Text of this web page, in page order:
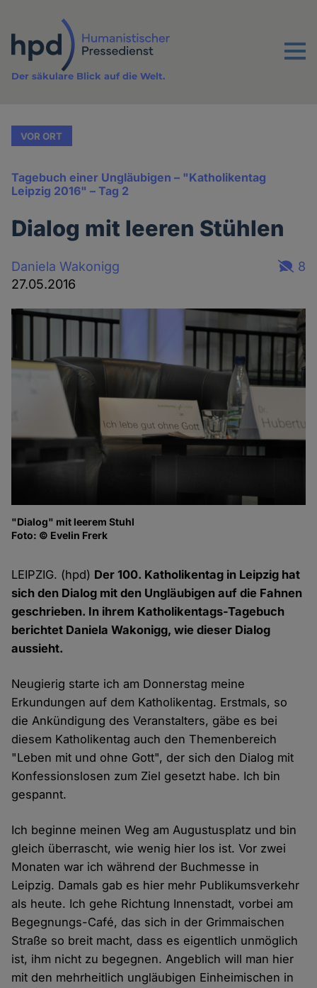
Inhalt
Menu
Der säkulare Blick auf die Welt.
VOR ORT
Tagebuch einer Ungläubigen – "Katholikentag
Leipzig 2016" – Tag 2
Dialog mit leeren Stühlen
Daniela Wakonigg
27.05.2016
8
"Dialog" mit leerem Stuhl
Foto: © Evelin Frerk
LEIPZIG. (hpd) Der 100. Katholikentag in Leipzig hat
sich den Dialog mit den Ungläubigen auf die Fahnen
geschrieben. In ihrem Katholikentags-Tagebuch
berichtet Daniela Wakonigg, wie dieser Dialog
aussieht.
Neugierig starte ich am Donnerstag meine
Erkundungen auf dem Katholikentag. Erstmals, so
die Ankündigung des Veranstalters, gäbe es bei
diesem Katholikentag auch den Themenbereich
"Leben mit und ohne Gott", der sich den Dialog mit
Konfessionslosen zum Ziel gesetzt habe. Ich bin
gespannt.
Ich beginne meinen Weg am Augustusplatz und bin
gleich überrascht, wie wenig hier los ist. Vor zwei
Monaten war ich während der Buchmesse in
Leipzig. Damals gab es hier mehr Publikumsverkehr
als heute. Ich gehe Richtung Innenstadt, vorbei am
Begegnungs-Café, das sich in der Grimmaischen
Straße so breit macht, dass es eigentlich unmöglich
ist, ihm nicht zu begegnen. Angeblich will man hier
mit den mehrheitlich ungläubigen Einheimischen in